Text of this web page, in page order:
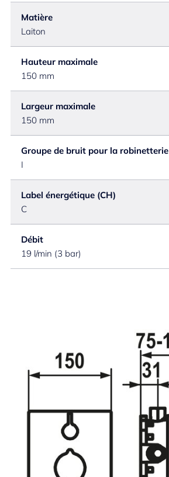
Matière
Laiton
Hauteur maximale
150 mm
Largeur maximale
150 mm
Groupe de bruit pour la robinetterie
I
Label énergétique (CH)
C
Débit
19 l/min (3 bar)